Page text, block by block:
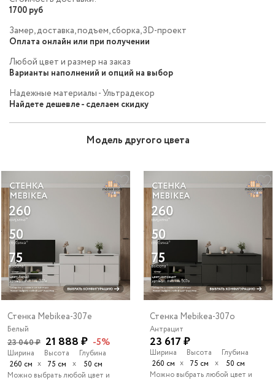
1700 руб
Замер, доставка, подъем, сборка, 3D-проект
Оплата онлайн или при получении
Любой цвет и размер на заказ
Варианты наполнений и опций на выбор
Надежные материалы - Ультрадекор
Найдете дешевле - сделаем скидку
Модель другого цвета
Стенка Mebikea-307e
Белый
23 040 ₽ 21 888 ₽ -5%
Ширина
260 см х
Высота
75 см
х
Глубина
50 см
Можно выбрать любой цвет и
Стенка Mebikea-307o
Антрацит
23 617 ₽
Ширина
260 см х
Высота
75 см
х
Глубина
50 см
Можно выбрать любой цвет и